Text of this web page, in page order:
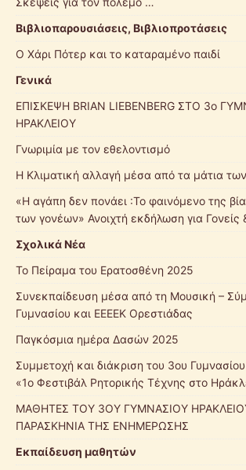
Βιβλιοπαρουσιάσεις, Βιβλιοπροτάσεις
Ο Χάρι Πότερ και το καταραμένο παιδί
Γενικά
ΕΠΙΣΚΕΨΗ BRIAN LIEBENBERG ΣΤΟ 3o
ΗΡΑΚΛΕΙΟΥ
Γνωριμία με τον εθελοντισμό
Η Κλιματική αλλαγή μέσα από τα μάτια
«Η αγάπη δεν πονάει :Το φαινόμενο της
των γονέων» Ανοιχτή εκδήλωση για Γονείς
Σχολικά Νέα
Το Πείραμα του Ερατοσθένη 2025
Συνεκπαίδευση μέσα από τη Μουσική –
Γυμνασίου και ΕΕΕΕΚ Ορεστιάδας
Παγκόσμια ημέρα Δασών 2025
Συμμετοχή και διάκριση του 3ου
«1ο Φεστιβάλ Ρητορικής Τέχνης στο
ΜΑΘΗΤΕΣ ΤΟΥ 3ΟΥ ΓΥΜΝΑΣΙΟΥ
ΠΑΡΑΣΚΗΝΙΑ ΤΗΣ ΕΝΗΜΕΡΩΣΗΣ
Εκπαίδευση μαθητών